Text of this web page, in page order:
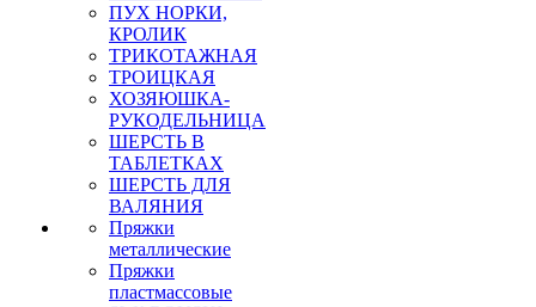
ПУХ НОРКИ,
КРОЛИК
ТРИКОТАЖНАЯ
ТРОИЦКАЯ
ХОЗЯЮШКА-
РУКОДЕЛЬНИЦА
ШЕРСТЬ В
ТАБЛЕТКАХ
ШЕРСТЬ ДЛЯ
ВАЛЯНИЯ
Пряжки
металлические
Пряжки
пластмассовые